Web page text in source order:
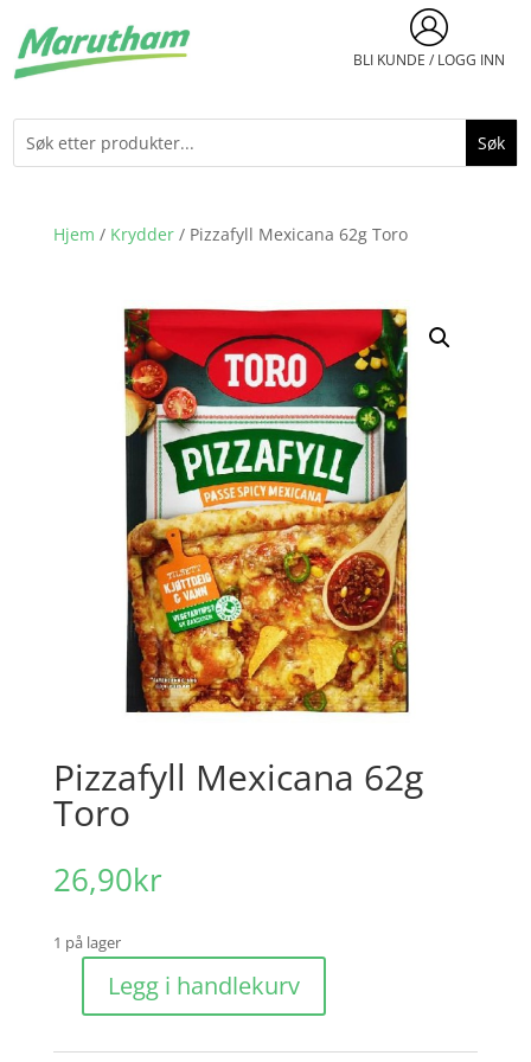
BLI KUNDE / LOGG INN
Hjem / Krydder/ Pizzafyll Mexicana 62g Toro
Pizzafyll Mexicana 62g
Toro
26,90kr
1 på lager
Pizzafyll
62g
Legg i handlekurv